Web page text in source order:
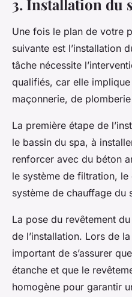
3. Installation du
Une fois le plan de votre
suivante est l’installation
tâche nécessite
qualifiés, car elle
maçonnerie, de
La première étape de
le bassin du spa, à
renforcer avec du béton
le système de filtration,
système de chauffage du
La pose du revêtement
de l’installation. Lors de
important de s’assurer
étanche et que le
homogène pour garantir